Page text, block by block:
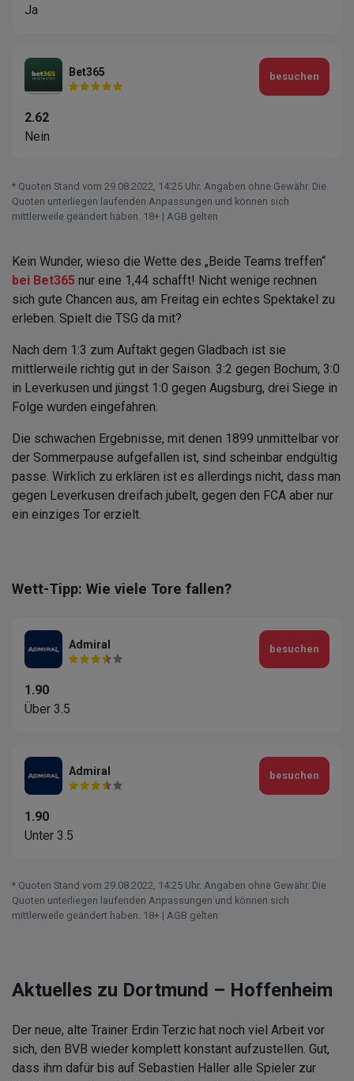
Ja
Bet365
2.62
Nein
besuchen
* Quoten Stand vom 29.08.2022‚ 14⁚25 Uhr. Angaben ohne Gewähr. Die
Quoten unterliegen laufenden Anpassungen und können sich
mittlerweile geändert haben. 18+ | AGB gelten
Kein Wunder, wieso die Wette des „Beide Teams treffen“
bei Bet365 nur eine 1,44 schafft! Nicht wenige rechnen
sich gute Chancen aus, am Freitag ein echtes Spektakel zu
erleben. Spielt die TSG da mit?
Nach dem 1:3 zum Auftakt gegen Gladbach ist sie
mittlerweile richtig gut in der Saison. 3:2 gegen Bochum, 3:0
in Leverkusen und jüngst 1:0 gegen Augsburg, drei Siege in
Folge wurden eingefahren.
Die schwachen Ergebnisse, mit denen 1899 unmittelbar vor
der Sommerpause aufgefallen ist, sind scheinbar endgültig
passe. Wirklich zu erklären ist es allerdings nicht, dass man
gegen Leverkusen dreifach jubelt, gegen den FCA aber nur
ein einziges Tor erzielt.
Wett-Tipp: Wie viele Tore fallen?
Admiral
1.90
Über 3.5
besuchen
Admiral
1.90
Unter 3.5
besuchen
* Quoten Stand vom 29.08.2022‚ 14⁚25 Uhr. Angaben ohne Gewähr. Die
Quoten unterliegen laufenden Anpassungen und können sich
mittlerweile geändert haben. 18+ | AGB gelten
Aktuelles zu Dortmund – Hoffenheim
Der neue, alte Trainer Erdin Terzic hat noch viel Arbeit vor
sich, den BVB wieder komplett konstant aufzustellen. Gut,
dass ihm dafür bis auf Sebastien Haller alle Spieler zur